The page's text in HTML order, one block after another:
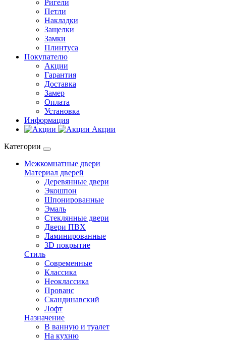
Ригели
Петли
Накладки
Защелки
Замки
Плинтуса
Покупателю
Акции
Гарантия
Доставка
Замер
Оплата
Установка
Информация
Акции
Категории
Межкомнатные двери
Материал дверей
Деревянные двери
Экошпон
Шпонированные
Эмаль
Стеклянные двери
Двери ПВХ
Ламинированные
3D покрытие
Стиль
Современные
Классика
Неоклассика
Прованс
Скандинавский
Лофт
Назначение
В ванную и туалет
На кухню